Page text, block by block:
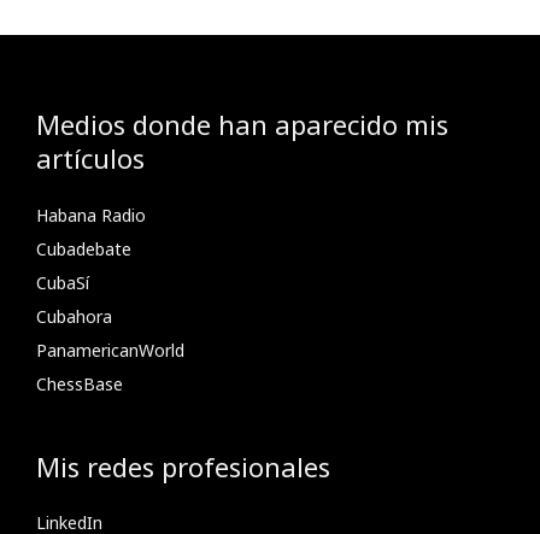
Medios donde han aparecido mis
artículos
Habana Radio
Cubadebate
CubaSí
Cubahora
PanamericanWorld
ChessBase
Mis redes profesionales
LinkedIn